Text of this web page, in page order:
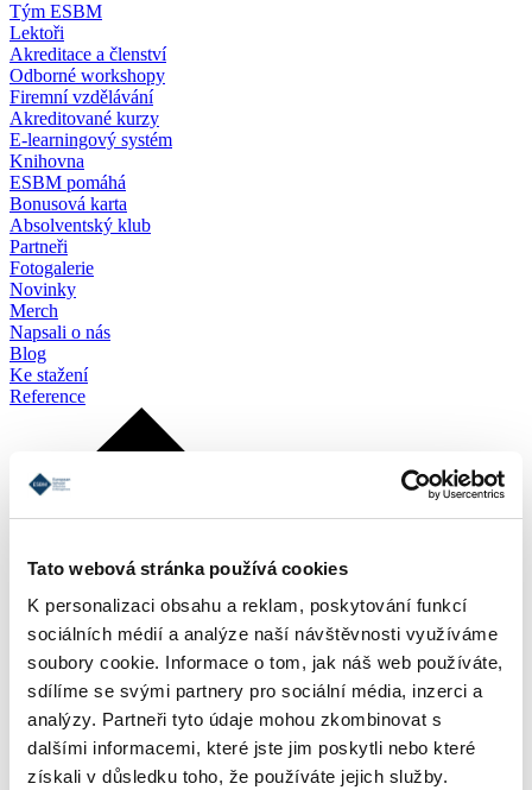
Tato webová stránka používá cookies
K personalizaci obsahu a reklam, poskytování funkcí
sociálních médií a analýze naší návštěvnosti využíváme
soubory cookie. Informace o tom, jak náš web používáte,
sdílíme se svými partnery pro sociální média, inzerci a
analýzy. Partneři tyto údaje mohou zkombinovat s
dalšími informacemi, které jste jim poskytli nebo které
získali v důsledku toho, že používáte jejich služby.
Tým ESBM
Lektoři
Akreditace a členství
Odborné workshopy
Firemní vzdělávání
Akreditované kurzy
E-learningový systém
Knihovna
ESBM pomáhá
Bonusová karta
Absolventský klub
Partneři
Fotogalerie
Novinky
Merch
Napsali o nás
Blog
Ke stažení
Reference